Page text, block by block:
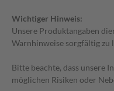
Wichtiger Hinweis:
Unsere Produktangaben
Warnhinweise sorgfältig zu
Bitte beachte, dass unsere
möglichen Risiken oder